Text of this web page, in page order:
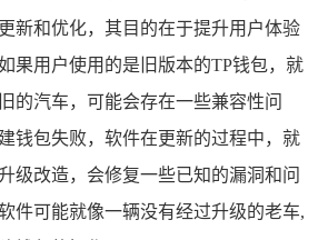
新和优化，其目的在于提升用户体验
果用户使用的是旧版本的TP钱包，就
的汽车，可能会存在一些兼容性问
钱包失败，软件在更新的过程中，就
级改造，会修复一些已知的漏洞和问
件可能就像一辆没有经过升级的老车,